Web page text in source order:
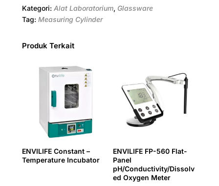
b
o
k
e
r
s
t
e
s
A
g
e
l
Kategori: Alat Laboratorium, Glassware
Tag: Measuring Cylinder
Produk Terkait
ENVILIFE Constant –
Temperature Incubator
ENVILIFE FP-560 Flat-
Panel
pH/Conductivity/Dissolv
ed Oxygen Meter